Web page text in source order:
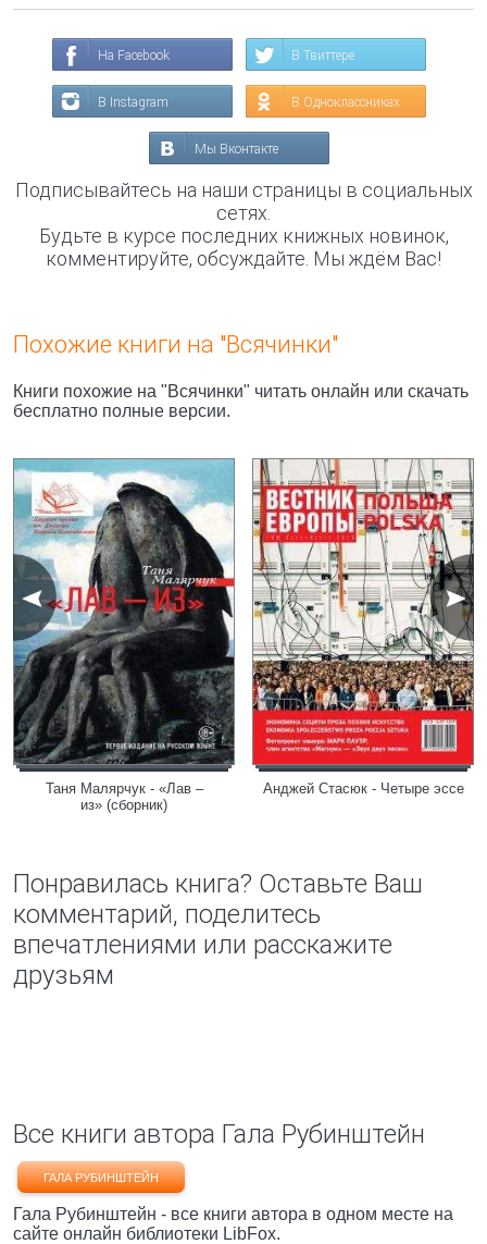
На Facebook В Твиттере
В Instagram В Одноклассниках
Мы Вконтакте
Подписывайтесь на наши страницы в социальных
сетях.
Будьте в курсе последних книжных новинок,
комментируйте, обсуждайте. Мы ждём Вас!
Похожие книги на "Всячинки"
Книги похожие на "Всячинки" читать онлайн или скачать
бесплатно полные версии.
Таня Малярчук - «Лав –
из» (сборник)
Анджей Стасюк - Четыре эссе
Понравилась книга? Оставьте Ваш
комментарий, поделитесь
впечатлениями или расскажите
друзьям
Все книги автора Гала Рубинштейн
ГАЛА РУБИНШТЕЙН
Гала Рубинштейн - все книги автора в одном месте на
сайте онлайн библиотеки LibFox.